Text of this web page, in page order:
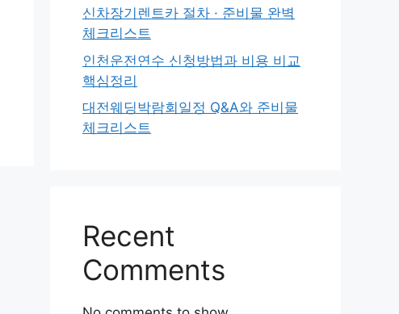
신차장기렌트카 절차 · 준비물 완벽
체크리스트
인천운전연수 신청방법과 비용 비교
핵심정리
대전웨딩박람회일정 Q&A와 준비물
체크리스트
Recent
Comments